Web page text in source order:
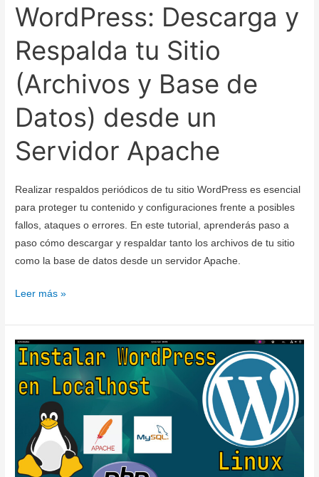
WordPress: Descarga y
Respalda tu Sitio
(Archivos y Base de
Datos) desde un
Servidor Apache
Realizar respaldos periódicos de tu sitio WordPress es esencial
para proteger tu contenido y configuraciones frente a posibles
fallos, ataques o errores. En este tutorial, aprenderás paso a
paso cómo descargar y respaldar tanto los archivos de tu sitio
como la base de datos desde un servidor Apache.
WordPress:
y
Respalda
tu
Sitio
(Archivos
Base
de
Datos)
Leer más »